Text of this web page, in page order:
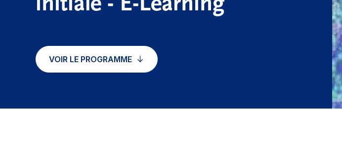
VOIR LE PROGRAMME